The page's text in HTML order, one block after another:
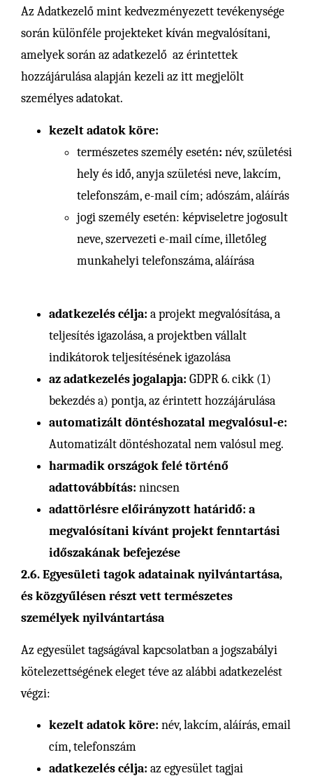
Az Adatkezelő mint kedvezményezett tevékenysége
során különféle projekteket kíván megvalósítani,
amelyek során az adatkezelő az érintettek
hozzájárulása alapján kezeli az itt megjelölt
személyes adatokat.
kezelt adatok köre:
természetes személy esetén: név, születési
hely és idő, anyja születési neve, lakcím,
telefonszám, e-mail cím; adószám, aláírás
jogi személy esetén: képviseletre jogosult
neve, szervezeti e-mail címe, illetőleg
munkahelyi telefonszáma, aláírása
adatkezelés célja: a projekt megvalósítása, a
teljesítés igazolása, a projektben vállalt
indikátorok teljesítésének igazolása
az adatkezelés jogalapja: GDPR 6. cikk (1)
bekezdés a) pontja, az érintett hozzájárulása
automatizált döntéshozatal megvalósul-e:
Automatizált döntéshozatal nem valósul meg.
harmadik országok felé történő
adattovábbítás: nincsen
adattörlésre előirányzott határidő: a
megvalósítani kívánt projekt fenntartási
időszakának befejezése
2.6. Egyesületi tagok adatainak nyilvántartása,
és közgyűlésen részt vett természetes
személyek nyilvántartása
Az egyesület tagságával kapcsolatban a jogszabályi
kötelezettségének eleget téve az alábbi adatkezelést
végzi:
kezelt adatok köre: név, lakcím, aláírás, email
cím, telefonszám
adatkezelés célja: az egyesület tagjai